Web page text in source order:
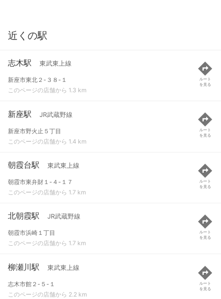
近くの駅
志木駅 東武東上線
新座市東北２-３８-１
このページの店舗から 1.3 km
ルート
を見る
新座駅 JR武蔵野線
新座市野火止５丁目
このページの店舗から 1.4 km
ルート
を見る
朝霞台駅 東武東上線
朝霞市東弁財１-４-１７
このページの店舗から 1.7 km
ルート
を見る
北朝霞駅 JR武蔵野線
朝霞市浜崎１丁目
このページの店舗から 1.7 km
ルート
を見る
柳瀬川駅 東武東上線
志木市館２-５-１
このページの店舗から 2.2 km
ルート
を見る